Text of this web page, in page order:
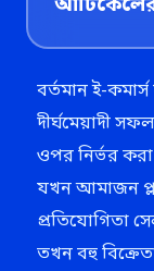
বর্তমান ই-
দীর্ঘমেয়াদী
ওপর নির্ভর
যখন আমাজন
প্রতিযোগিতা
তখন বহু